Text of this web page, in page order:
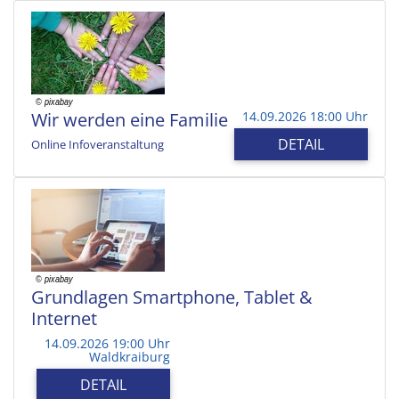
Wir werden eine Familie
Online Infoveranstaltung
14.09.2026 18:00 Uhr
DETAIL
Grundlagen Smartphone, Tablet &
Internet
14.09.2026 19:00 Uhr
Waldkraiburg
DETAIL